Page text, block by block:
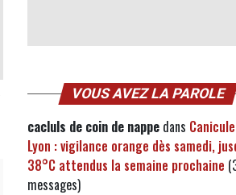
VOUS AVEZ LA PAROLE
cacluls de coin de nappe dans
Lyon : vigilance orange dès samedi,
38°C attendus la semaine prochaine
messages)